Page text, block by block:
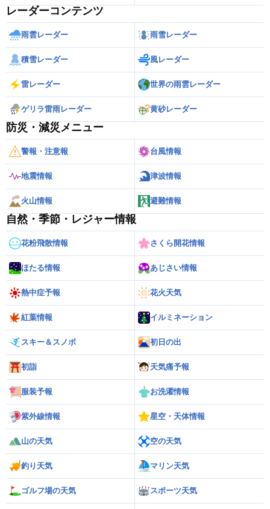
レーダーコンテンツ
雨雲レーダー 雨雪レーダー
積雪レーダー 風レーダー
雷レーダー 世界の雨雲レーダー
ゲリラ雷雨レーダー 黄砂レーダー
防災・減災メニュー
警報・注意報 台風情報
地震情報 津波情報
火山情報 避難情報
自然・季節・レジャー情報
花粉飛散情報 さくら開花情報
ほたる情報 あじさい情報
熱中症予報 花火天気
紅葉情報 イルミネーション
スキー＆スノボ 初日の出
初詣 天気痛予報
服装予報 お洗濯情報
紫外線情報 星空・天体情報
山の天気 空の天気
釣り天気 マリン天気
ゴルフ場の天気 スポーツ天気